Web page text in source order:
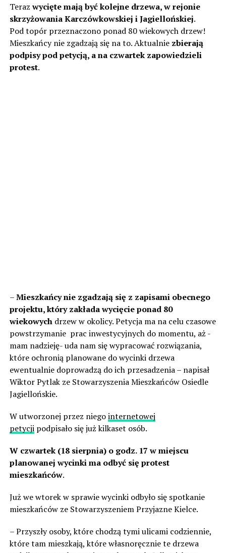
Terazwycięte mają być kolejne drzewa, w rejonie
skrzyżowania Karczówkowskiej i Jagiellońskiej.
Pod topór przeznaczono ponad 80 wiekowych drzew!
Mieszkańcy nie zgadzają się na to. Aktualnie zbierają
podpisy pod petycją, a na czwartek zapowiedzieli
protest.
–Mieszkańcy nie zgadzają się z zapisami obecnego
projektu, który zakłada wycięcie ponad 80
wiekowychdrzew w okolicy. Petycja ma na celu czasowe
powstrzymanie prac inwestycyjnych do momentu, aż -
mam nadzieję- uda nam się wypracować rozwiązania,
które ochronią planowane do wycinki drzewa
ewentualnie doprowadzą do ich przesadzenia – napisał
Wiktor Pytlak ze Stowarzyszenia Mieszkańców Osiedle
Jagiellońskie.
W utworzonej przez niegointernetowej
petycjipodpisało się już kilkaset osób.
W czwartek (18 sierpnia) o godz. 17 w miejscu
planowanej wycinki ma odbyć się protest
mieszkańców.
Już we wtorek w sprawie wycinki odbyło się spotkanie
mieszkańców ze Stowarzyszeniem Przyjazne Kielce.
– Przyszły osoby, które chodzą tymi ulicami codziennie,
które tam mieszkają, które własnoręcznie te drzewa